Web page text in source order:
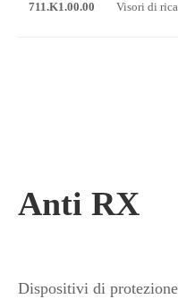
711.K1.00.00 Visori di
Anti RX
Dispositivi di